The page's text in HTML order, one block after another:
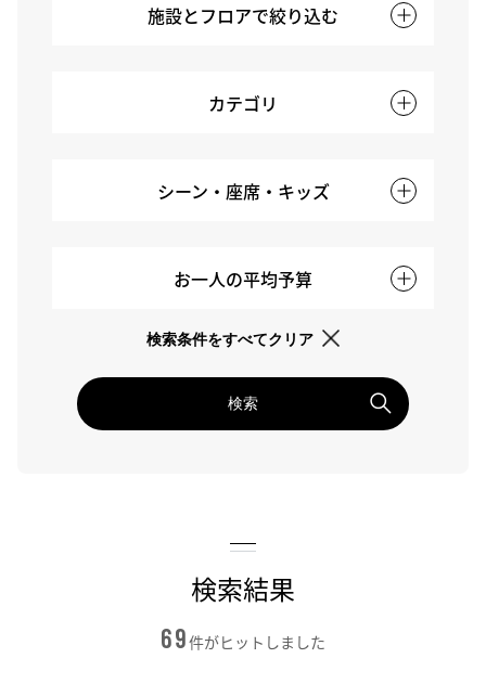
施設とフロアで絞り込む
カテゴリ
シーン・座席・キッズ
お一人の平均予算
検索条件をすべてクリア
検索
検索結果
69件がヒットしました